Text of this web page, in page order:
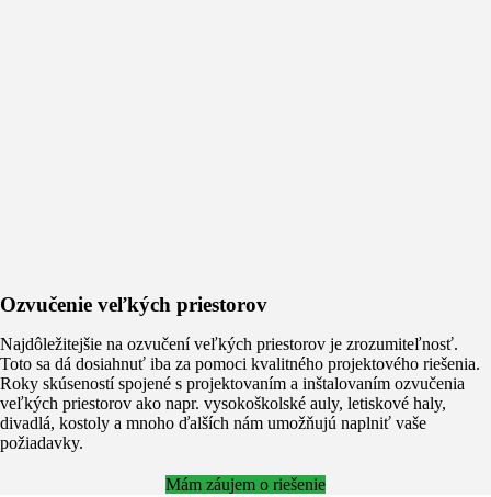
Ozvučenie veľkých priestorov
Najdôležitejšie na ozvučení veľkých priestorov je zrozumiteľnosť.
Toto sa dá dosiahnuť iba za pomoci kvalitného projektového riešenia.
Roky skúseností spojené s projektovaním a inštalovaním ozvučenia
veľkých priestorov ako napr. vysokoškolské auly, letiskové haly,
divadlá, kostoly a mnoho ďalších nám umožňujú naplniť vaše
požiadavky.
Mám záujem o riešenie